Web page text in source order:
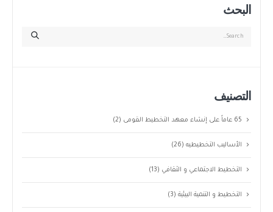
البحث
التصنيف
65 عاماً على إنشاء معهد التخطيط القومى (2)
الأساليب التخطيطيه(26)
التخطيط الاجتماعي و الثقافي (13)
التخطيط و التنمية البيئية(3)